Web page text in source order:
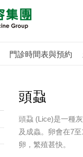
門診時間表與預約
頭蝨
頭蝨 (Lice)是一種
及成蟲。卵會在7
卵，繁殖甚快。